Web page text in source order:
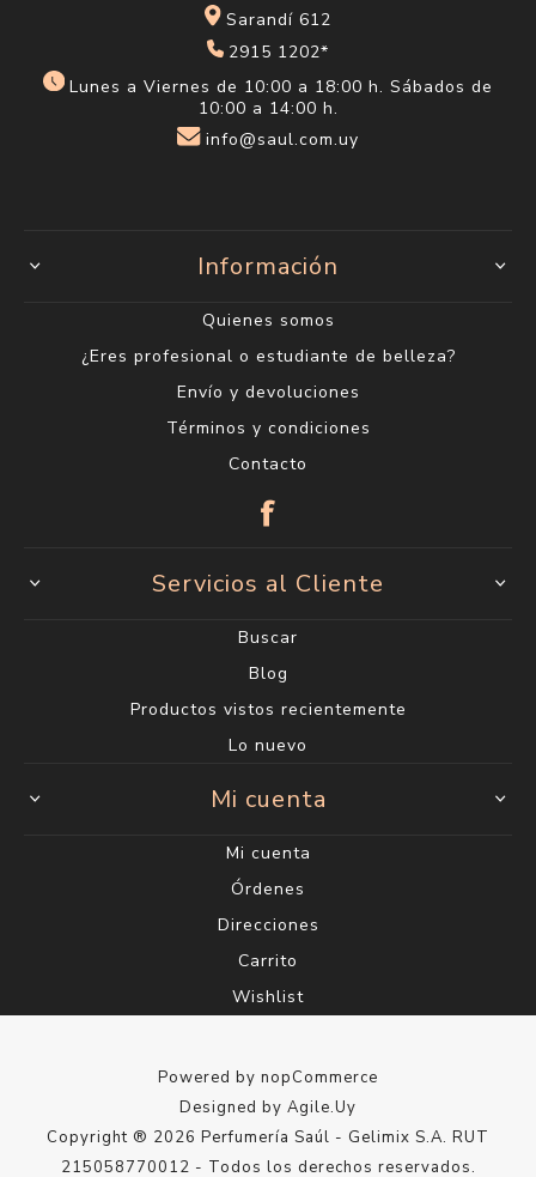
Sarandí 612
2915 1202*
Lunes a Viernes de 10:00 a 18:00 h. Sábados de
10:00 a 14:00 h.
info@saul.com.uy
Información
Quienes somos
¿Eres profesional o estudiante de belleza?
Envío y devoluciones
Términos y condiciones
Contacto
Servicios al Cliente
Buscar
Blog
Productos vistos recientemente
Lo nuevo
Mi cuenta
Mi cuenta
Órdenes
Direcciones
Carrito
Wishlist
Powered by nopCommerce
Designed by Agile.Uy
Copyright ® 2026 Perfumería Saúl - Gelimix S.A. RUT
215058770012 - Todos los derechos reservados.